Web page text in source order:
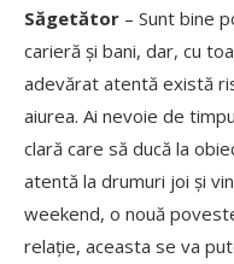
Săgetător – Sunt bine
carieră și bani, dar, cu
adevărat atentă există
aiurea. Ai nevoie de
clară care să ducă la
atentă la drumuri joi și
weekend, o nouă
relație, aceasta se va